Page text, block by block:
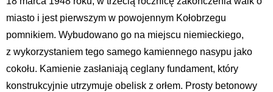
miasto i jest pierwszym w powojennym Kołobrzegu
pomnikiem. Wybudowano go na miejscu niemieckiego,
z wykorzystaniem tego samego kamiennego nasypu jako
cokołu. Kamienie zasłaniają ceglany fundament, który
konstrukcyjnie utrzymuje obelisk z orłem. Prosty betonowy